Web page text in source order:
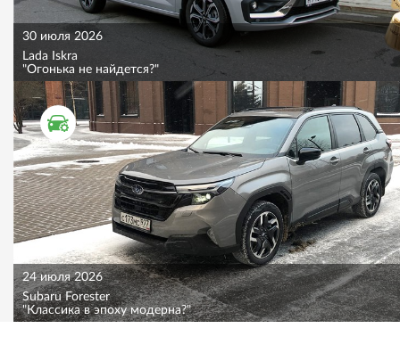
30 июля 2026
Lada Iskra
"Огонька не найдется?"
ТЕСТ ДРАЙВ
24 июля 2026
Subaru Forester
"Классика в эпоху модерна?"